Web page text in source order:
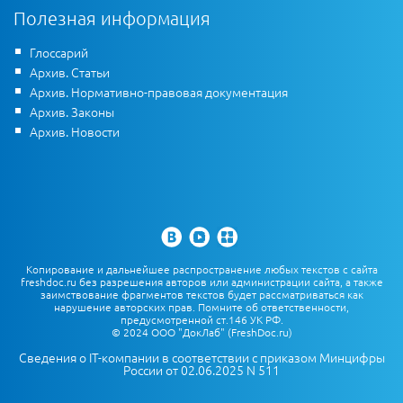
Полезная информация
Глоссарий
Архив. Статьи
Архив. Нормативно-правовая документация
Архив. Законы
Архив. Новости
Копирование и дальнейшее распространение любых текстов с сайта
freshdoc.ru без разрешения авторов или администрации сайта, а также
заимствование фрагментов текстов будет рассматриваться как
нарушение авторских прав. Помните об ответственности,
предусмотренной ст.146 УК РФ.
© 2024 ООО "ДокЛаб" (FreshDoc.ru)
Сведения о IT-компании в соответствии с приказом Минцифры
России от 02.06.2025 N 511